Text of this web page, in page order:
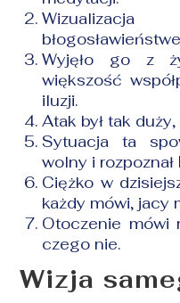
Wyjęło go z
większość
iluzji.
Atak był tak
Sytuacja ta
wolny i rozpoznał
Ciężko w
każdy mówi, jacy
Otoczenie mówi
czego nie.
Wizja